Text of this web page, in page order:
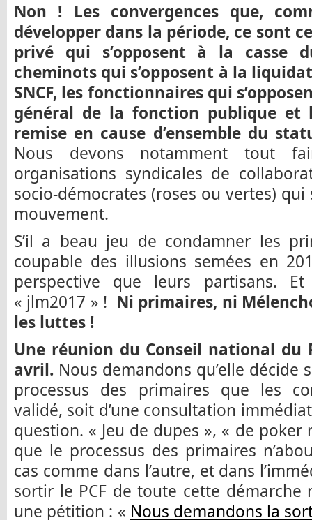
Non ! Les convergences que,
développer dans la période, ce sont
privé qui s’opposent à la casse
cheminots qui s’opposent à la
SNCF, les fonctionnaires qui
général de la fonction publique et
remise en cause d’ensemble du
Nous devons notamment tout
organisations syndicales de
socio-démocrates (roses ou vertes) qui
mouvement.
S’il a beau jeu de condamner les
coupable des illusions semées en
perspective que leurs partisans.
« jlm2017 » ! Ni primaires, ni
les luttes !
Une réunion du Conseil national du
avril. Nous demandons qu’elle décide
processus des primaires que les
validé, soit d’une consultation
question. « Jeu de dupes », « de
que le processus des primaires
cas comme dans l’autre, et dans
sortir le PCF de toute cette démarche
une pétition : « Nous demandons la